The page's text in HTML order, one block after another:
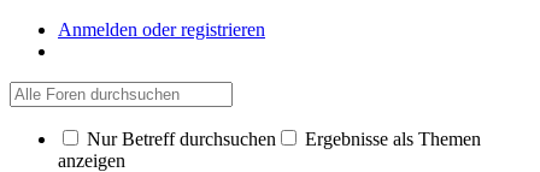
Anmelden oder registrieren
Nur Betreff durchsuchen
Ergebnisse als Themen
anzeigen